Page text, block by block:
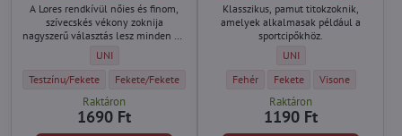
A Lores rendkívül nőies és finom,
szívecskés vékony zoknija
nagyszerű választás lesz minden nő
ruhatárát.
Vékony szívecskés zokni CUORI 20 DEN Lores - Méret:
UNI
Vékony szívecskés zokni CUORI 20 DEN Lores - Szín:
Testzínu/Fekete Vékony szívecskés zokni CUORI 20 DEN Lores - Szín:
Fekete/Fekete Vékony szívecskés zokni CUORI 20 DEN Lores
Fehér/fekete
Raktáron
1690 Ft
Klasszikus, pamut titokzoknik,
amelyek alkalmasak például a
sportcipőkhöz.
Pamut titokzokni
UNI
Pamut titokzokni szilikonnal
Fehér Pamut titokzokni
Fekete Pamut titokzokni
Visone
Raktáron
1190 Ft